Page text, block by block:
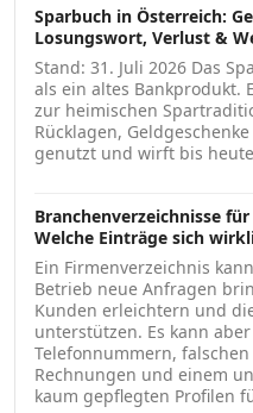
Sparbuch in Österreich:
Losungswort, Verlust &
Stand: 31. Juli 2026 Das
als ein altes Bankprodukt.
zur heimischen
Rücklagen,
genutzt und wirft bis
Branchenverzeichnisse
Welche Einträge sich
Ein Firmenverzeichnis
Betrieb neue Anfragen
Kunden erleichtern und
unterstützen. Es kann
Telefonnummern,
Rechnungen und einem
kaum gepflegten Profilen